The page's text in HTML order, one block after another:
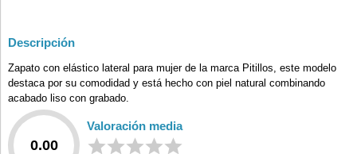
Descripción
Zapato con elástico lateral para mujer de la marca Pitillos, este modelo
destaca por su comodidad y está hecho con piel natural combinando
acabado liso con grabado.
0.00
Valoración media